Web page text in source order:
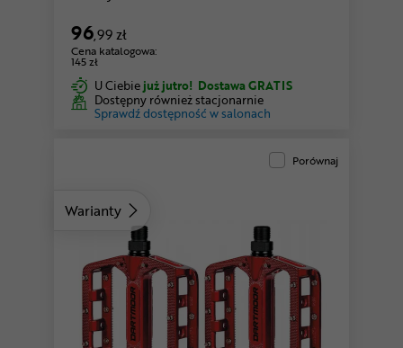
96,99 zł
Cena katalogowa:
145 zł
U Ciebie już jutro! Dostawa GRATIS
Dostępny również stacjonarnie
Sprawdź dostępność w salonach
Warianty
Porównaj